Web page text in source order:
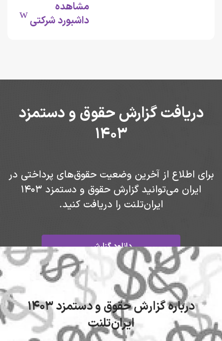
مشاهده
داشبورد شرکتی
گزارش حقوق و دستمزد
1403
اطلاع از آخرین وضعیت حقوق‌های پرداختی در
ایران می‌توانید گزارش حقوق و دستمزد 1403
ایران‌تلنت را دریافت کنید.
دانلود گزارش
درباره گزارش حقوق و دستمزد 1403
ایران‌تلنت